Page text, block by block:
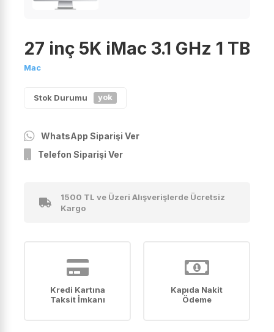
27 inç 5K iMac 3.1 GHz 1 TB
Mac
Stok Durumu yok
WhatsApp Siparişi Ver
Telefon Siparişi Ver
1500 TL ve Üzeri Alışverişlerde Ücretsiz
Kargo
Kredi Kartına
Taksit İmkanı
Kapıda Nakit
Ödeme